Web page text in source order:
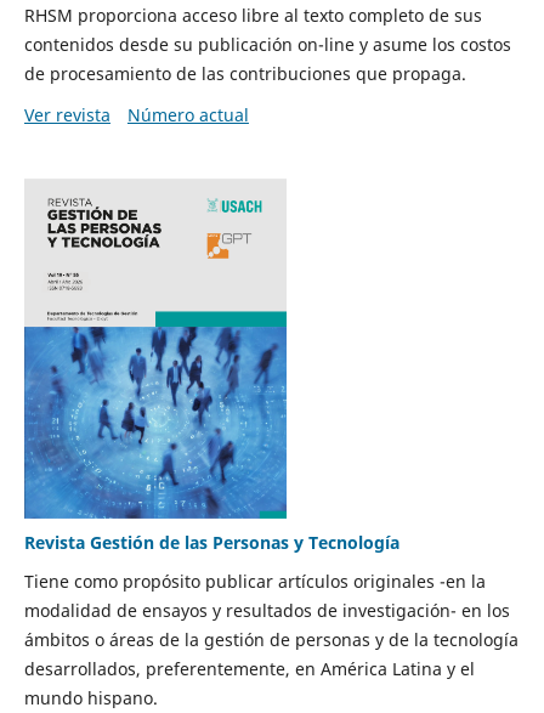
RHSM proporciona acceso libre al texto completo de sus
contenidos desde su publicación on-line y asume los costos
de procesamiento de las contribuciones que propaga.
Ver revista
Número actual
Revista Gestión de las Personas y Tecnología
Tiene como propósito publicar artículos originales -en la
modalidad de ensayos y resultados de investigación- en los
ámbitos o áreas de la gestión de personas y de la tecnología
desarrollados, preferentemente, en América Latina y el
mundo hispano.